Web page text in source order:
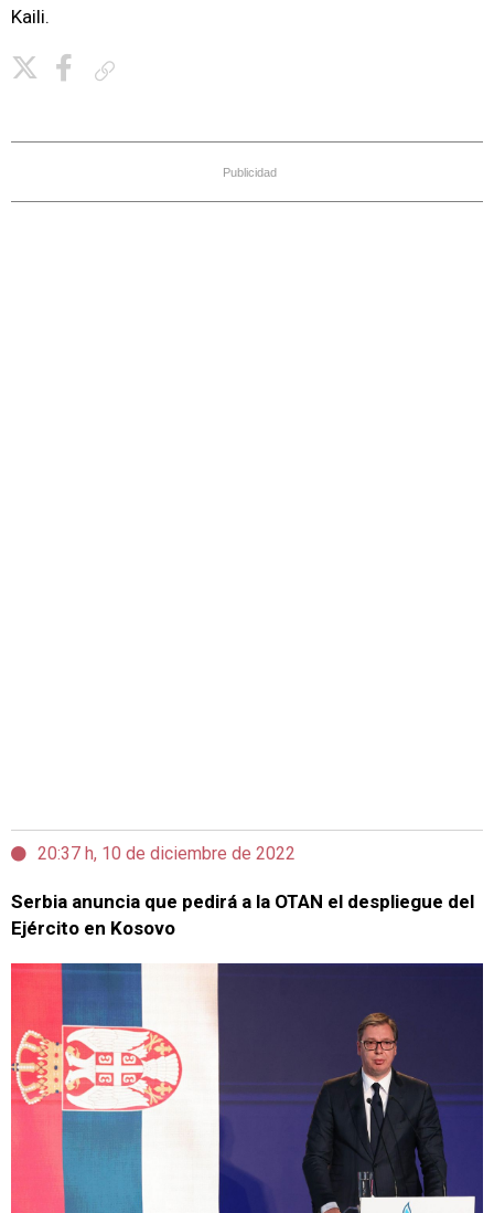
Kaili.
Publicidad
20:37 h, 10 de diciembre de 2022
Serbia anuncia que pedirá a la OTAN el despliegue del
Ejército en Kosovo